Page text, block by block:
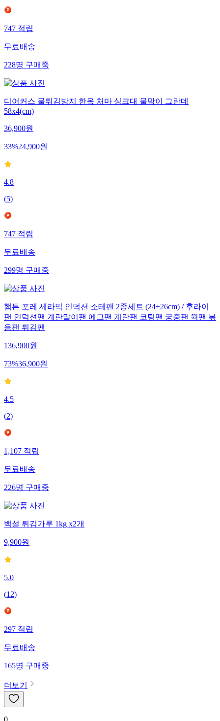
747적립
무료배송
228명구매중
디어커스 물튀김방지 한옥 처마 싱크대 물막이 그란데
58x4(cm)
36,900원
33%24,900원
4.8
(5)
747적립
무료배송
299명구매중
햄튼 포레 세라믹 인덕션 소테팬 2종세트 (24+26cm) / 후라이
팬 인덕션팬 계란말이팬 에그팬 계란팬 코팅팬 궁중팬 웍팬 볶
음팬 튀김팬
136,900원
73%36,900원
4.5
(2)
1,107적립
무료배송
226명구매중
백설 튀김가루 1kg x2개
9,900원
5.0
(12)
297적립
무료배송
165명구매중
더보기